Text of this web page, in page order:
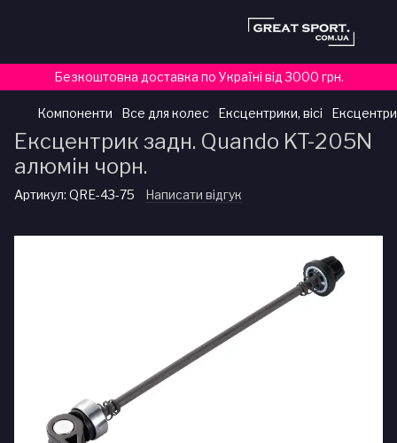
Безкоштовна доставка по Україні від 3000 грн.
Компоненти Все для колес Ексцентрики, вісі
Ексцентрик задн. Quando KT-205N
алюмін чорн.
Артикул: QRE-43-75 Написати відгук